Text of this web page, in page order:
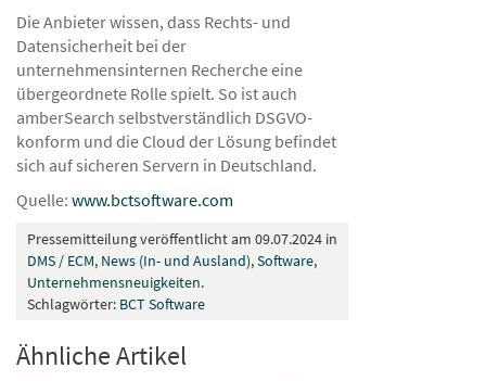
Die Anbieter wissen, dass Rechts- und
Datensicherheit bei der
unternehmensinternen Recherche eine
übergeordnete Rolle spielt. So ist auch
amberSearch selbstverständlich DSGVO-
konform und die Cloud der Lösung befindet
sich auf sicheren Servern in Deutschland.
Quelle: www.bctsoftware.com
Pressemitteilung veröffentlicht am 09.07.2024 in
DMS / ECM, News (In- und Ausland),Software,
Unternehmensneuigkeiten.
Schlagwörter: BCT Software
Ähnliche Artikel